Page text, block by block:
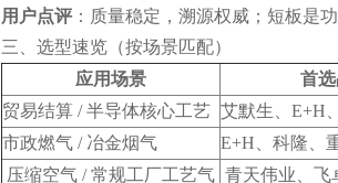
用户点评 ：质量稳定，溯源权威；短板是
三、选型速览（按场景匹配）
应用场景
首
贸易结算 / 半导体核心工艺 艾默生、E+H
市政燃气 / 冶金烟气
E+H、科隆、
压缩空气 / 常规工厂工艺气 青天伟业、飞